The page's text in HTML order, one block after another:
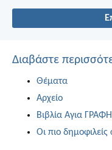
Διαβάστε
Θέματα
Αρχείο
Βιβλία Αγια
Οι πιο δημοφιλείς